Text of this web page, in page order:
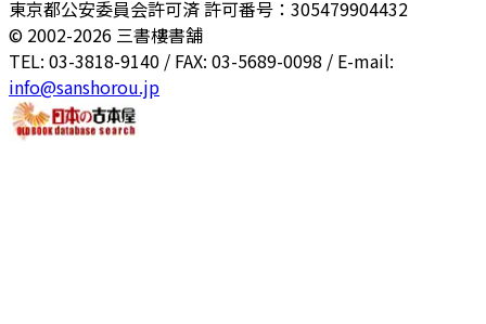
東京都公安委員会許可済 許可番号：305479904432
© 2002-2026 三書樓書舗
TEL: 03-3818-9140 / FAX: 03-5689-0098 / E-mail:
info@sanshorou.jp